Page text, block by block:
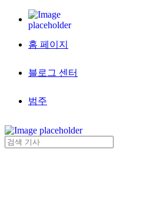
홈 페이지
블로그 센터
범주